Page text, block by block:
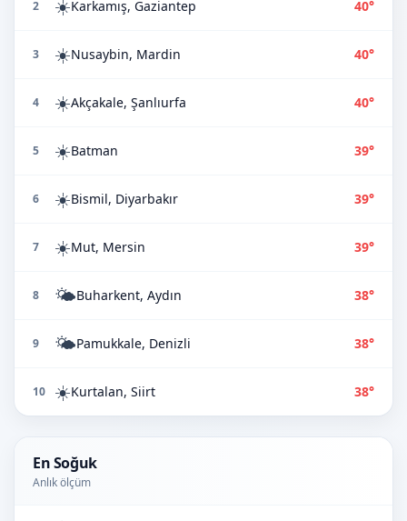
2 ☀️Karkamış, Gaziantep 40°
3 ☀️Nusaybin, Mardin 40°
4 ☀️Akçakale, Şanlıurfa 40°
5 ☀️Batman 39°
6 ☀️Bismil, Diyarbakır 39°
7 ☀️Mut, Mersin 39°
8 🌤️Buharkent, Aydın 38°
9 🌤️Pamukkale, Denizli 38°
10 ☀️Kurtalan, Siirt 38°
En Soğuk
Anlık ölçüm